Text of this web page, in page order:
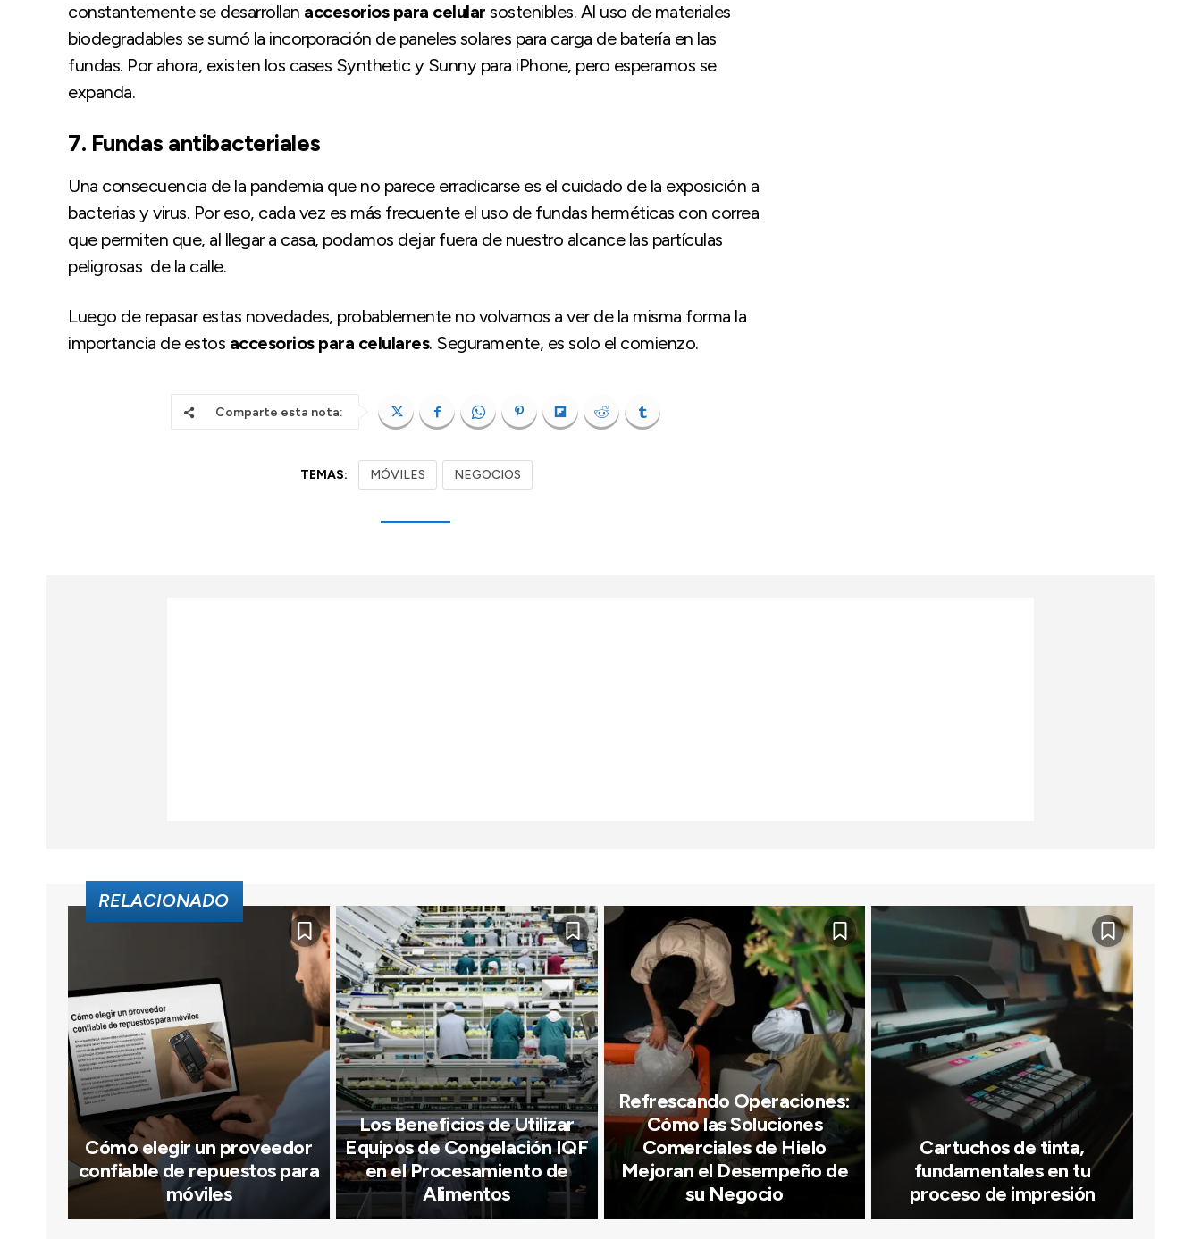
constantemente se desarrollan accesorios para celular sostenibles. Al uso de materiales
biodegradables se sumó la incorporación de paneles solares para carga de batería en las
fundas. Por ahora, existen los cases Synthetic y Sunny para iPhone, pero esperamos se
expanda.
7. Fundas antibacteriales
Una consecuencia de la pandemia que no parece erradicarse es el cuidado de la exposición a
bacterias y virus. Por eso, cada vez es más frecuente el uso de fundas herméticas con correa
que permiten que, al llegar a casa, podamos dejar fuera de nuestro alcance las partículas
peligrosas de la calle.
Luego de repasar estas novedades, probablemente no volvamos a ver de la misma forma la
importancia de estos accesorios para celulares. Seguramente, es solo el comienzo.
Comparte esta nota:
TEMAS: MÓVILES NEGOCIOS
RELACIONADO
Cómo elegir un proveedor
confiable de repuestos para
móviles
Los Beneficios de Utilizar
Equipos de Congelación IQF
en el Procesamiento de
Alimentos
Refrescando Operaciones:
Cómo las Soluciones
Comerciales de Hielo
Mejoran el Desempeño de
su Negocio
Cartuchos de tinta,
fundamentales en tu
proceso de impresión